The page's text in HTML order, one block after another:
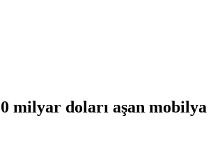
milyar doları aşan mobilya